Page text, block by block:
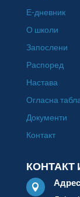
Е-дневник
О школи
Запослени
Распоред
Настава
Огласна
Документи
Контакт
КОНТАКТ
